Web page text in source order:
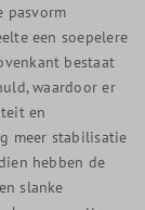
pasvorm
een soepelere
bestaat
waardoor er
en
meer stabilisatie
hebben de
slanke